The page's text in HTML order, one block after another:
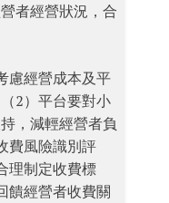
者經營狀況，合
慮經營成本及平
2）平台要對小
，減輕經營者負
費風險識別評
理制定收費標
饋經營者收費關